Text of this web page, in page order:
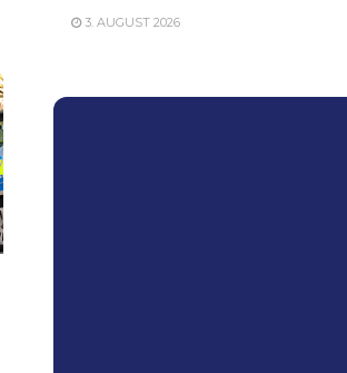
3. AUGUST 2026